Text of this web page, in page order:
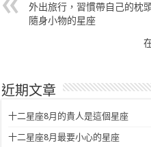
外出旅行，習慣帶自己的枕
隨身小物的星座
近期文章
十二星座8月的貴人是這個星座
十二星座8月最要小心的星座